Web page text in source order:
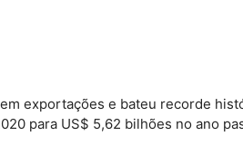
exportações e bateu recorde
para US$ 5,62 bilhões no ano